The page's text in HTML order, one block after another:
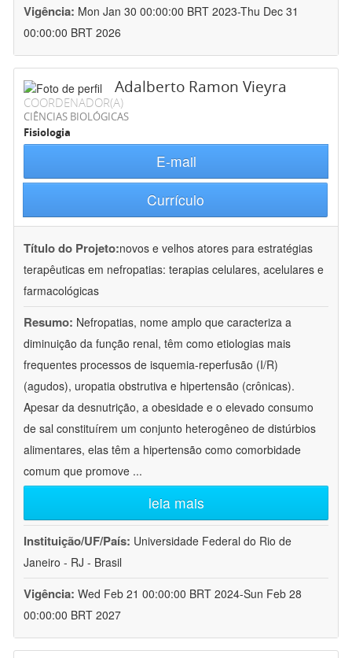
Vigência: Mon Jan 30 00:00:00 BRT 2023-Thu Dec 31
00:00:00 BRT 2026
Adalberto Ramon Vieyra
COORDENADOR(A)
CIÊNCIAS BIOLÓGICAS
Fisiologia
E-mail
Currículo
Título do Projeto:novos e velhos atores para estratégias
terapêuticas em nefropatias: terapias celulares, acelulares e
farmacológicas
Resumo: Nefropatias, nome amplo que caracteriza a
diminuição da função renal, têm como etiologias mais
frequentes processos de isquemia-reperfusão (I/R)
(agudos), uropatia obstrutiva e hipertensão (crônicas).
Apesar da desnutrição, a obesidade e o elevado consumo
de sal constituírem um conjunto heterogêneo de distúrbios
alimentares, elas têm a hipertensão como comorbidade
comum que promove ...
leia mais
Instituição/UF/País: Universidade Federal do Rio de
Janeiro - RJ - Brasil
Vigência: Wed Feb 21 00:00:00 BRT 2024-Sun Feb 28
00:00:00 BRT 2027